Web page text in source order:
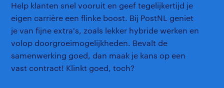
Help klanten snel vooruit en geef tegelijkertijd je
eigen carrière een flinke boost. Bij PostNL geniet
je van fijne extra's, zoals lekker hybride werken en
volop doorgroeimogelijkheden. Bevalt de
samenwerking goed, dan maak je kans op een
vast contract! Klinkt goed, toch?